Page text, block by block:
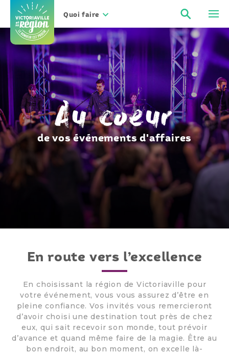
contenu
Quoi faire
Au coeur
de vos événements d'affaires
En route vers l’excellence
En choisissant la région de Victoriaville pour
votre événement, vous vous assurez d’être en
pleine confiance. Vos invités vous remercieront
d’avoir choisi une destination tout près de chez
eux, qui sait recevoir son monde, tout prévoir
d’avance et quand même faire de la magie. Être au
bon endroit, au bon moment, on excelle là-